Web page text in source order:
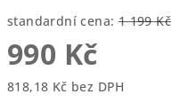
standardní cena: 1 199 Kč
990 Kč
818,18 Kč bez DPH